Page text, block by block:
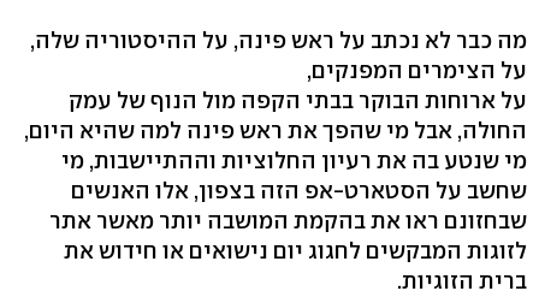
מה כבר לא נכתב על ראש פינה, על ההיסטוריה שלה,
על הצימרים המפנקים,
על ארוחות הבוקר בבתי הקפה מול הנוף של עמק
החולה, אבל מי שהפך את ראש פינה למה שהיא היום,
מי שנטע בה את רעיון החלוציות וההתיישבות, מי
שחשב על הסטארט-אפ הזה בצפון, אלו האנשים
שבחזונם ראו את בהקמת המושבה יותר מאשר אתר
לזוגות המבקשים לחגוג יום נישואים או חידוש את
ברית הזוגיות.